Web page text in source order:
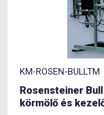
KM-ROSEN-BULLTM
Rosensteiner
körmölő és